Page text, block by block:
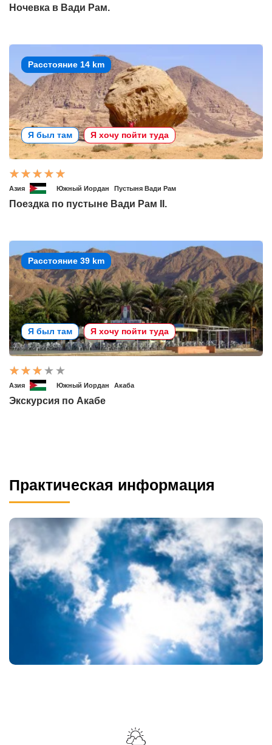
Ночевка в Вади Рам.
Расстояние 14 km
Я был там Я хочу пойти туда
Азия Южный Иордан Пустыня Вади Рам
Поездка по пустыне Вади Рам II.
Расстояние 39 km
Я был там Я хочу пойти туда
Азия Южный Иордан Акаба
Экскурсия по Акабе
Практическая информация